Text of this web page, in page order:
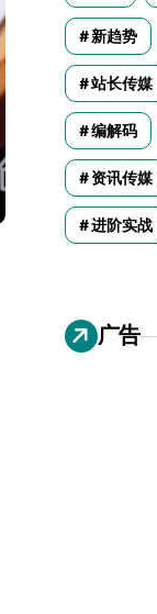
新趋势
站长传媒
编解码
资讯传媒
进阶实战
广告